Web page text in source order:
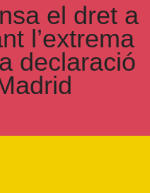
el dret a
l’extrema
declaració